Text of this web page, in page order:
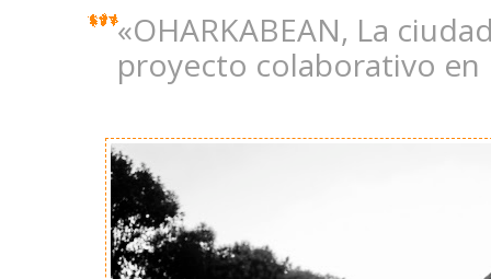
«OHARKABEAN, La
proyecto colaborativo en